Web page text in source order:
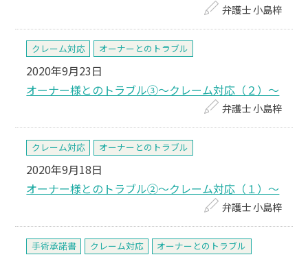
弁護士 小島梓
クレーム対応 オーナーとのトラブル
2020年9月23日
オーナー様とのトラブル③～クレーム対応（２）～
弁護士 小島梓
クレーム対応 オーナーとのトラブル
2020年9月18日
オーナー様とのトラブル②～クレーム対応（１）～
弁護士 小島梓
手術承諾書 クレーム対応 オーナーとのトラブル